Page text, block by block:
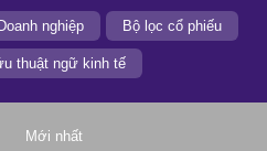
nghiệp Bộ lọc cổ phiếu
thuật ngữ kinh tế
Mới nhất